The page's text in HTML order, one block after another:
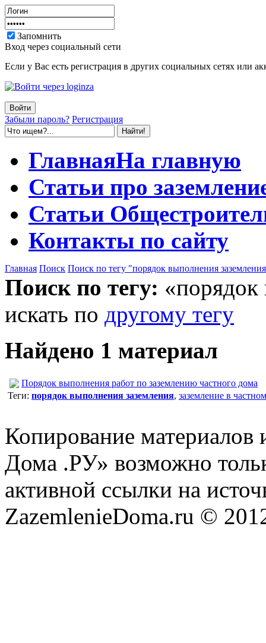
Запомнить
Вход через социальный сети
Если у Вас есть регистрация в других социальных сетях или
Забыли пароль? Регистрация
ГлавнаяНа главную
Статьи про
Статьи
Контакты по сайту
Главная Поиск Поиск по тегу "порядок выполнения
Поиск по тегу: «порядок
искать по другому тегу
Найдено 1 материал
Порядок выполнения работ по заземлению частного дома
Теги: порядок выполнения заземления, заземление в
Копирование материалов
Дома .РУ» возможно
активной ссылки на
ZazemlenieDoma.ru ©